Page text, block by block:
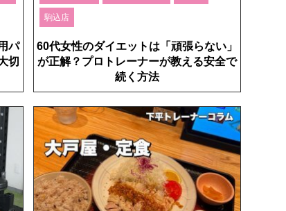
パ
切
駒込店
60代女性のダイエットは「頑張らない」
が正解？プロトレーナーが教える安全で
続く方法